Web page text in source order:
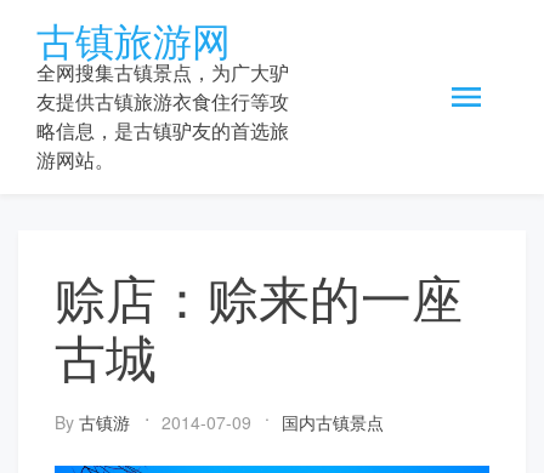
content
古镇旅游网
全网搜集古镇景点，为广大驴
友提供古镇旅游衣食住行等攻
略信息，是古镇驴友的首选旅
游网站。
赊店：赊来的一座
古城
By 古镇游 2014-07-09 国内古镇景点